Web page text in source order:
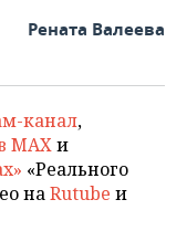
Рената Валеева
канал,
MAXи
«Реального
наRutube и